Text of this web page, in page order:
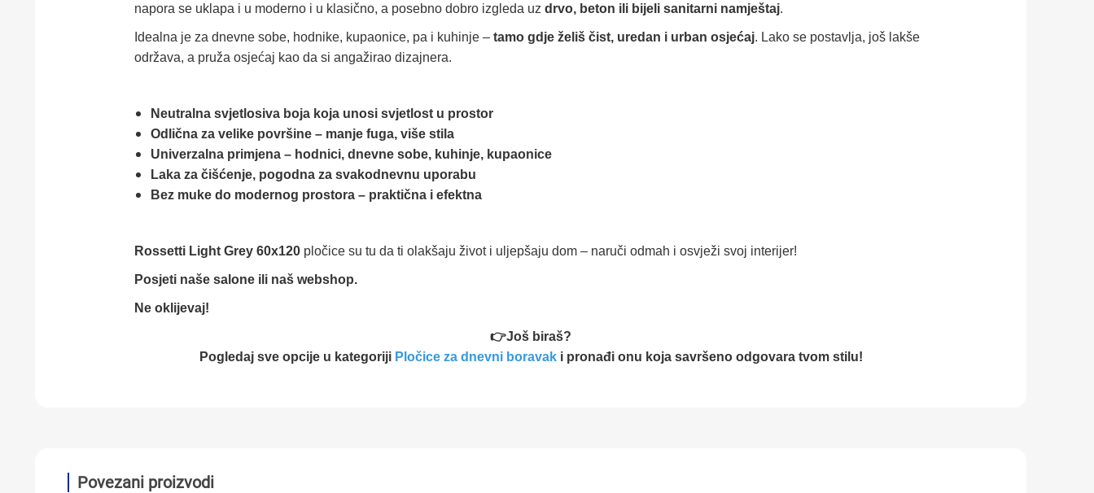
napora se uklapa i u moderno i u klasično, a posebno dobro izgleda uz drvo, beton ili bijeli sanitarni namještaj.
Idealna je za dnevne sobe, hodnike, kupaonice, pa i kuhinje – tamo gdje želiš čist, uredan i urban osjećaj. Lako se postavlja, još lakše
održava, a pruža osjećaj kao da si angažirao dizajnera.
Neutralna svjetlosiva boja koja unosi svjetlost u prostor
Odlična za velike površine – manje fuga, više stila
Univerzalna primjena – hodnici, dnevne sobe, kuhinje, kupaonice
Laka za čišćenje, pogodna za svakodnevnu uporabu
Bez muke do modernog prostora – praktična i efektna
Rossetti Light Grey 60x120pločice su tu da ti olakšaju život i uljepšaju dom – naruči odmah i osvježi svoj interijer!
Posjeti naše salone ili naš webshop.
Ne oklijevaj!
👉Još biraš?
Pogledaj sve opcije u kategoriji Pločice za dnevni boravaki pronađi onu koja savršeno odgovara tvom stilu!
Povezani proizvodi